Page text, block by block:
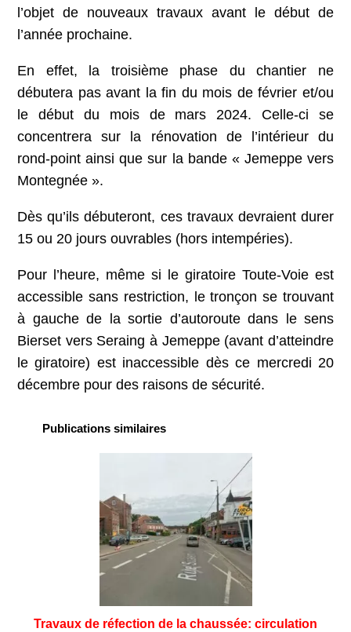
l’objet de nouveaux travaux avant le début de
l’année prochaine.
En effet, la troisième phase du chantier ne
débutera pas avant la fin du mois de février et/ou
le début du mois de mars 2024. Celle-ci se
concentrera sur la rénovation de l’intérieur du
rond-point ainsi que sur la bande « Jemeppe vers
Montegnée ».
Dès qu’ils débuteront, ces travaux devraient durer
15 ou 20 jours ouvrables (hors intempéries).
Pour l’heure, même si le giratoire Toute-Voie est
accessible sans restriction, le tronçon se trouvant
à gauche de la sortie d’autoroute dans le sens
Bierset vers Seraing à Jemeppe (avant d’atteindre
le giratoire) est inaccessible dès ce mercredi 20
décembre pour des raisons de sécurité.
Publications similaires
Travaux de réfection de la chaussée: circulation